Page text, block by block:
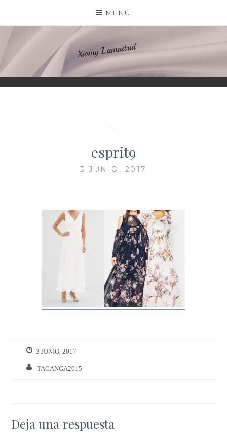
contenido
MENÚ
XIOMY LAMADRID
— —
esprit9
3 JUNIO, 2017
3 JUNIO, 2017
TAGANGA2015
Deja una respuesta